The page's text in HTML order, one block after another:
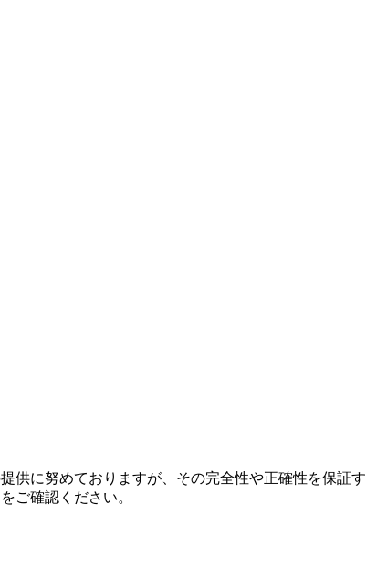
供に努めておりますが、その完全性や正確性を保証す
ご確認ください。